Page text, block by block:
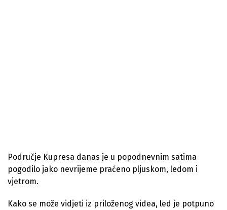
Područje Kupresa danas je u popodnevnim satima
pogodilo jako nevrijeme praćeno pljuskom, ledom i
vjetrom.
Kako se može vidjeti iz priloženog videa, led je potpuno